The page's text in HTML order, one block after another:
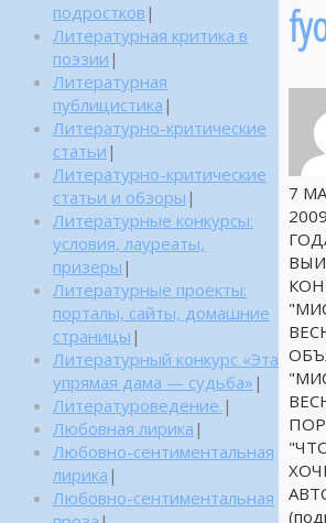
7
2009
подростков |
Литературная критика в
поэзии |
Литературная
публицистика |
Литературно-критические
статьи |
Литературно-критические
статьи и обзоры |
Литературные конкурсы:
условия, лауреаты,
призеры |
Литературные проекты:
порталы, сайты, домашние
страницы |
Литературный конкурс «Эта
упрямая дама — судьба» |
Литературоведение. |
Любовная лирика |
Любовно-сентиментальная
лирика |
Любовно-сентиментальная